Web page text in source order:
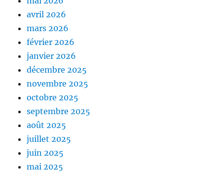
avril 2026
mars 2026
février 2026
janvier 2026
décembre 2025
novembre 2025
octobre 2025
septembre 2025
août 2025
juillet 2025
juin 2025
mai 2025